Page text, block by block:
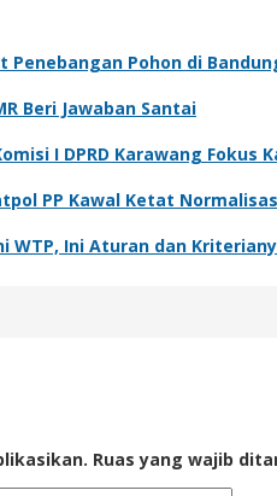
Penebangan Pohon di
Beri Jawaban Santai
I DPRD Karawang
PP Kawal Ketat
WTP, Ini Aturan dan
Ruas yang wajib